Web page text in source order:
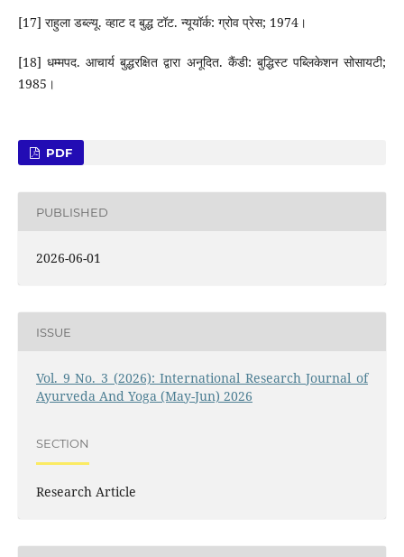
[17] राहुला डब्ल्यू. व्हाट द बुद्ध टॉट. न्यूयॉर्क: ग्रोव प्रेस; 1974।
[18] धम्मपद. आचार्य बुद्धरक्षित द्वारा अनूदित. कैंडी: बुद्धिस्ट पब्लिकेशन सोसायटी;
1985।
PDF
PUBLISHED
2026-06-01
ISSUE
Vol. 9 No. 3 (2026): International Research Journal of
Ayurveda And Yoga (May-Jun) 2026
SECTION
Research Article